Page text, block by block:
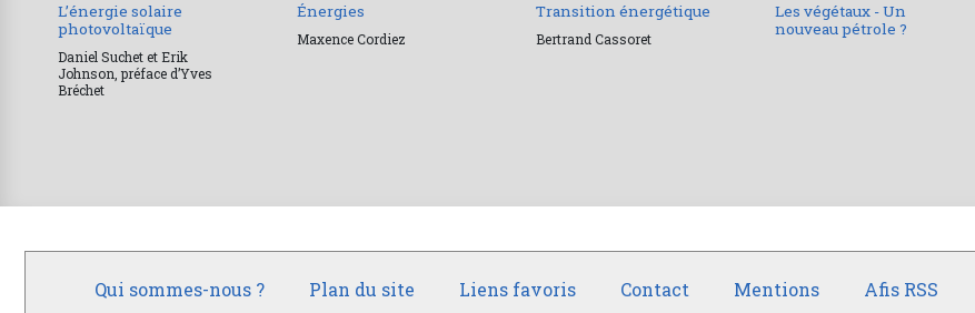
L’énergie solaire
photovoltaïque
Daniel Suchet et Erik
Johnson, préface d’Yves
Bréchet
Énergies
Maxence Cordiez
Transition énergétique
Bertrand Cassoret
Les végétaux - Un
nouveau pétrole ?
Qui sommes-nous ? Plan du site Liens favoris Contact Mentions Afis RSS